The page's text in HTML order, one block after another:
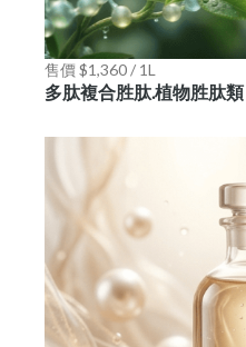
售價 $1,360 / 1L
多肽複合胜肽.植物胜肽類